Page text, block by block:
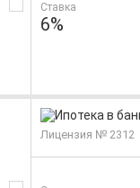
Ставка
6%
Лицензия № 2312